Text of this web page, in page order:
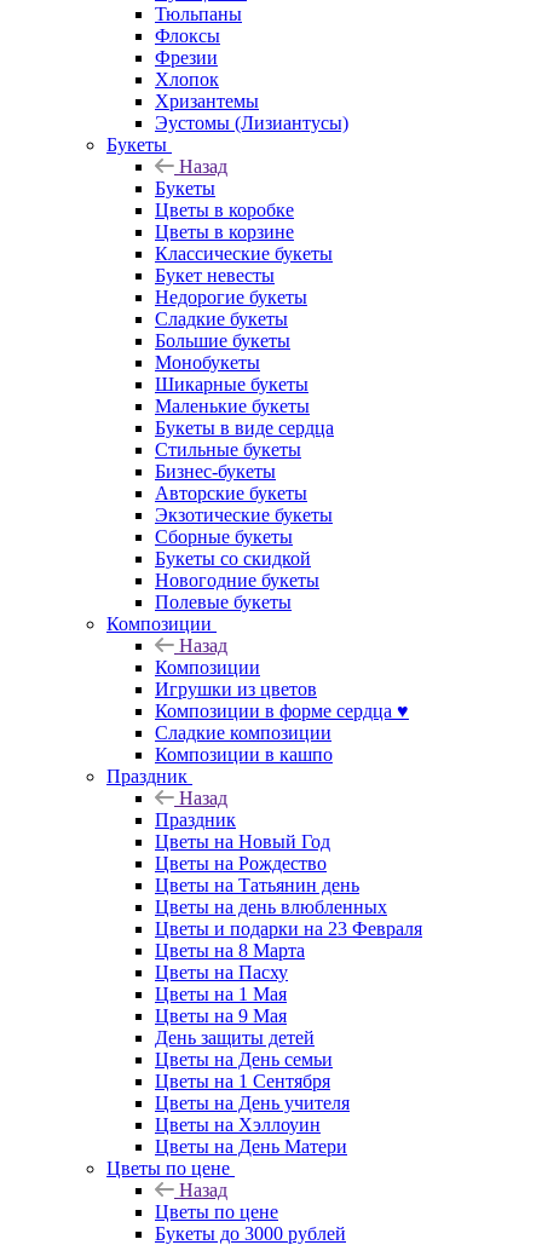
Тюльпаны
Флоксы
Фрезии
Хлопок
Хризантемы
Эустомы (Лизиантусы)
Букеты
Назад
Букеты
Цветы в коробке
Цветы в корзине
Классические букеты
Букет невесты
Недорогие букеты
Сладкие букеты
Большие букеты
Монобукеты
Шикарные букеты
Маленькие букеты
Букеты в виде сердца
Стильные букеты
Бизнес-букеты
Авторские букеты
Экзотические букеты
Сборные букеты
Букеты со скидкой
Новогодние букеты
Полевые букеты
Композиции
Назад
Композиции
Игрушки из цветов
Композиции в форме сердца ♥
Сладкие композиции
Композиции в кашпо
Праздник
Назад
Праздник
Цветы на Новый Год
Цветы на Рождество
Цветы на Татьянин день
Цветы на день влюбленных
Цветы и подарки на 23 Февраля
Цветы на 8 Марта
Цветы на Пасху
Цветы на 1 Мая
Цветы на 9 Мая
День защиты детей
Цветы на День семьи
Цветы на 1 Сентября
Цветы на День учителя
Цветы на Хэллоуин
Цветы на День Матери
Цветы по цене
Назад
Цветы по цене
Букеты до 3000 рублей